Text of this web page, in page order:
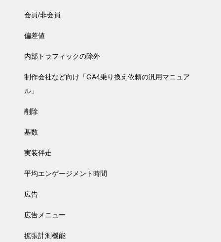
会員/非会員
偏差値
内部トラフィックの除外
制作会社など向け「GA4乗り換え依頼の汎用マニュア
ル」
削除
基数
実装伴走
平均エンゲージメント時間
広告
広告メニュー
拡張計測機能